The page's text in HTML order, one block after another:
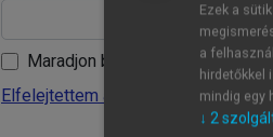
Maradjon belépve
Elfelejtettem a jelszavamat
Ezek a
a
hirdetőkkel
mindig egy
↓ 2